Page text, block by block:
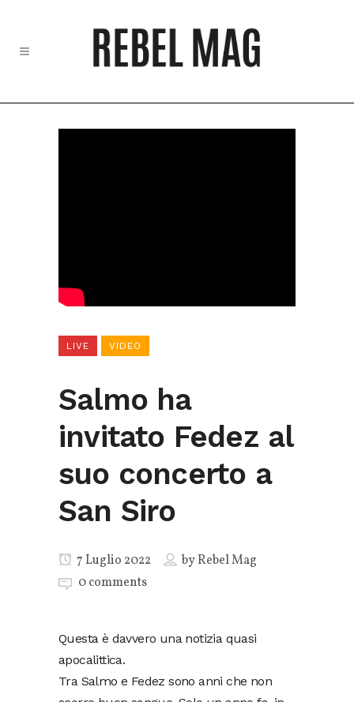
LIVE VIDEO
Salmo ha
invitato Fedez al
suo concerto a
San Siro
7 Luglio 2022 byRebel Mag
0 comments
Questa è davvero una notizia quasi
apocalittica.
Tra Salmo e Fedez sono anni che non